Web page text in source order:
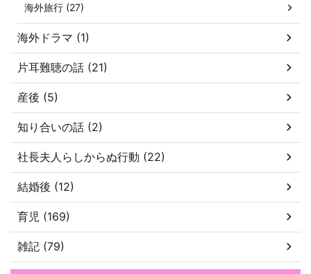
海外旅行 (27)
海外ドラマ (1)
片耳難聴の話 (21)
産後 (5)
知り合いの話 (2)
社長夫人らしからぬ行動 (22)
結婚後 (12)
育児 (169)
雑記 (79)